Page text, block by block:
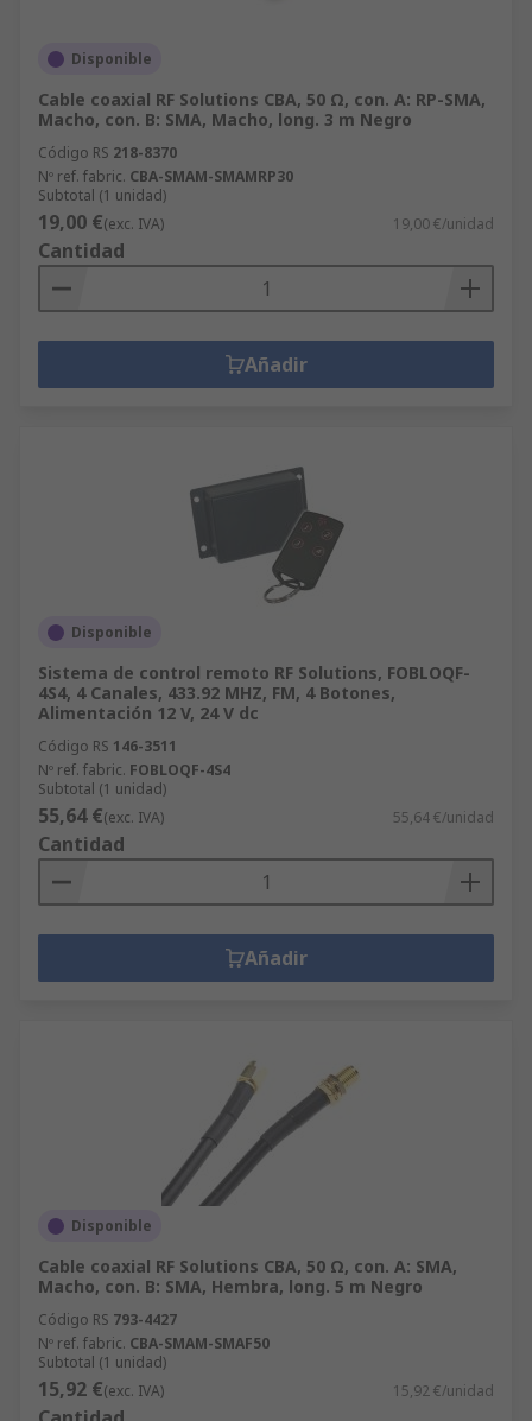
Disponible
Cable coaxial RF Solutions CBA, 50 Ω, con. A: RP-SMA,
Macho, con. B: SMA, Macho, long. 3 m Negro
Código RS 218-8370
Nº ref. fabric. CBA-SMAM-SMAMRP30
Subtotal (1 unidad)
19,00 €(exc. IVA) 19,00 €/unidad
Cantidad
Añadir
Disponible
Sistema de control remoto RF Solutions, FOBLOQF-
4S4, 4 Canales, 433.92 MHZ, FM, 4 Botones,
Alimentación 12 V, 24 V dc
Código RS 146-3511
Nº ref. fabric. FOBLOQF-4S4
Subtotal (1 unidad)
55,64 €(exc. IVA) 55,64 €/unidad
Cantidad
Añadir
Disponible
Cable coaxial RF Solutions CBA, 50 Ω, con. A: SMA,
Macho, con. B: SMA, Hembra, long. 5 m Negro
Código RS 793-4427
Nº ref. fabric. CBA-SMAM-SMAF50
Subtotal (1 unidad)
15,92 €(exc. IVA) 15,92 €/unidad